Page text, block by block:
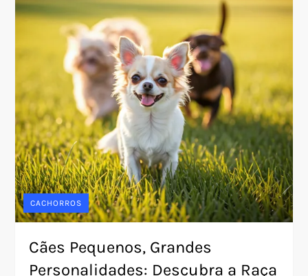
CACHORROS
Cães Pequenos, Grandes
Personalidades: Descubra a Raça